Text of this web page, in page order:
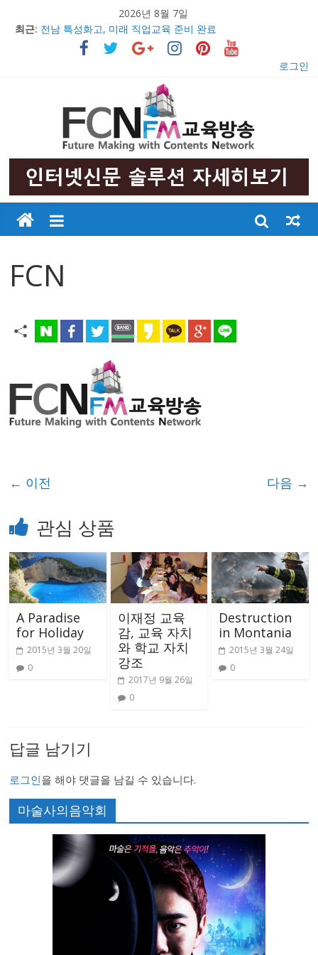
2026년 8월 7일
최근: 전남 특성화고, 미래 직업교육 준비 완료
의정부문화원, 창작무용극 ‘불멸의 영웅 안중근’ 초연 발표
충남 특성화고 학생들 취업률 해마다 증가
2017 교육감배 시·군대항 초·중 구간마라톤대회 성황리 개최
우리 아이들의 행복한 미래만들기
로그인
FCN
← 이전 다음 →
관심 상품
A Paradise
for Holiday
2015년 3월 20일
0
이재정 교육
감, 교육 자치
와 학교 자치
강조
2017년 9월 26일
0
Destruction
in Montania
2015년 3월 24일
0
답글 남기기
로그인을 해야 댓글을 남길 수 있습니다.
마술사의음악회